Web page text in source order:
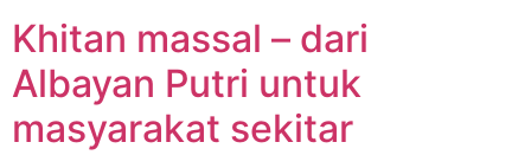
Khitan massal – dari
Albayan Putri untuk
masyarakat sekitar